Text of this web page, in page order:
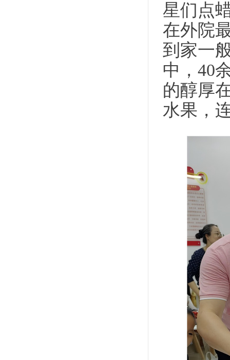
星们点
在外院
到家一
中， 40
的醇厚
水果，